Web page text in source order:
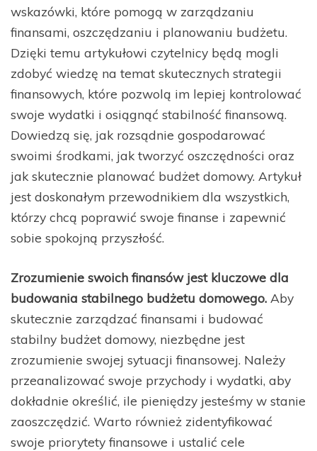
wskazówki, które pomogą w zarządzaniu
finansami, oszczędzaniu i planowaniu budżetu.
Dzięki temu artykułowi czytelnicy będą mogli
zdobyć wiedzę na temat skutecznych strategii
finansowych, które pozwolą im lepiej kontrolować
swoje wydatki i osiągnąć stabilność finansową.
Dowiedzą się, jak rozsądnie gospodarować
swoimi środkami, jak tworzyć oszczędności oraz
jak skutecznie planować budżet domowy. Artykuł
jest doskonałym przewodnikiem dla wszystkich,
którzy chcą poprawić swoje finanse i zapewnić
sobie spokojną przyszłość.
Zrozumienie swoich finansów jest kluczowe dla
budowania stabilnego budżetu domowego. Aby
skutecznie zarządzać finansami i budować
stabilny budżet domowy, niezbędne jest
zrozumienie swojej sytuacji finansowej. Należy
przeanalizować swoje przychody i wydatki, aby
dokładnie określić, ile pieniędzy jesteśmy w stanie
zaoszczędzić. Warto również zidentyfikować
swoje priorytety finansowe i ustalić cele